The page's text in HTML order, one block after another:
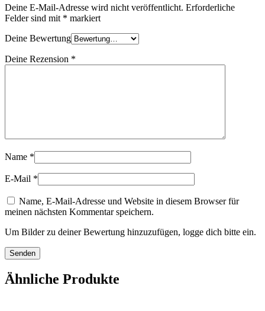
Deine E-Mail-Adresse wird nicht veröffentlicht. Erforderliche
Felder sind mit * markiert
Deine Bewertung
Deine Rezension *
Name *
E-Mail *
Name, E-Mail-Adresse und Website in diesem Browser für
meinen nächsten Kommentar speichern.
Um Bilder zu deiner Bewertung hinzuzufügen, logge dich bitte ein.
Ähnliche Produkte